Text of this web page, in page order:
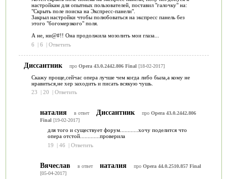
настройкам для опытных пользователей, поставил "галочку" на:
"Скрыть поле поиска на Экспресс-панели".
Закрыл настройки чтобы полюбоваться на экспресс панель без
этого "богомерзкого" поля.
А не, ни@#!! Она продолжила мозолить мои глаза...
6
| 6 | Ответить
Диссантник про Opera 43.0.2442.806 Final [18-02-2017]
Скажу проще,сейчас опера лучше чем когда либо была,а кому не
нравиться,не хер заходить и писать всякую чушь.
23
| 20 | Ответить
наталия в ответ Диссантник про Opera 43.0.2442.806
Final [19-02-2017]
для того и существует форум............хочу поделится что
опера отстой.............проверила
19
| 46 | Ответить
Вячеслав в ответ наталия про Opera 44.0.2510.857 Final
[05-04-2017]